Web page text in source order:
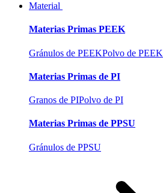
Material
Materias Primas PEEK
Gránulos de PEEKPolvo de PEEK
Materias Primas de PI
Granos de PIPolvo de PI
Materias Primas de PPSU
Gránulos de PPSU